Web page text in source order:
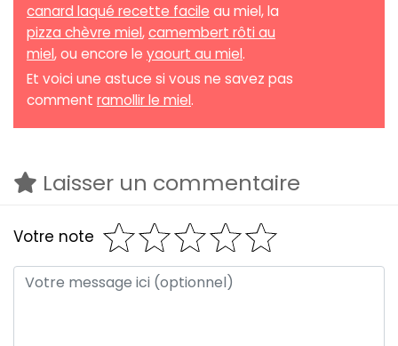
canard laqué recette facile au miel, la
pizza chèvre miel,camembert rôti au
miel, ou encore le yaourt au miel.
Et voici une astuce si vous ne savez pas
comment ramollir le miel.
Laisser un commentaire
Votre note